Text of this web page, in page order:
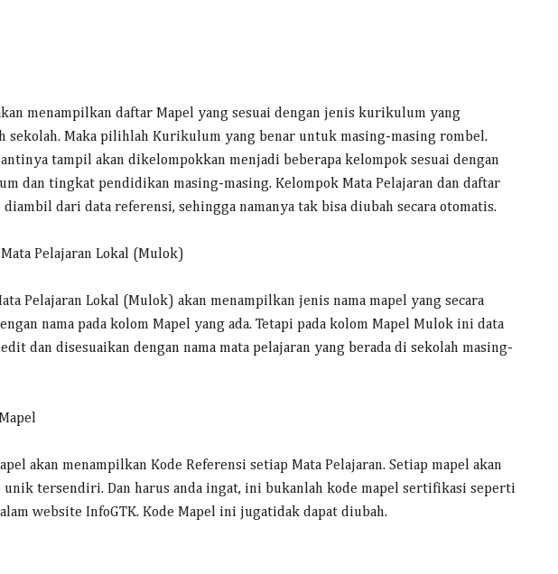
menampilkan daftar Mapel yang sesuai dengan jenis kurikulum yang
sekolah. Maka pilihlah Kurikulum yang benar untuk masing-masing rombel.
tampil akan dikelompokkan menjadi beberapa kelompok sesuai dengan
dan tingkat pendidikan masing-masing. Kelompok Mata Pelajaran dan daftar
diambil dari data referensi, sehingga namanya tak bisa diubah secara otomatis.
Mata Pelajaran Lokal (Mulok)
Pelajaran Lokal (Mulok) akan menampilkan jenis nama mapel yang secara
nama pada kolom Mapel yang ada. Tetapi pada kolom Mapel Mulok ini data
dan disesuaikan dengan nama mata pelajaran yang berada di sekolah masing-
akan menampilkan Kode Referensi setiap Mata Pelajaran. Setiap mapel akan
tersendiri. Dan harus anda ingat, ini bukanlah kode mapel sertifikasi seperti
website InfoGTK. Kode Mapel ini jugatidak dapat diubah.